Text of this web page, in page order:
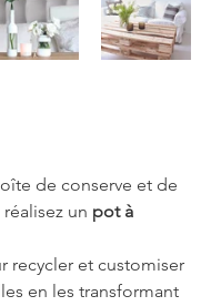
de conserve et de
un pot à
recycler et customiser
en les transformant